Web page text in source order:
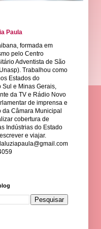
Paula
formada em
pelo Centro
Adventista de São
Trabalhou como
Estados do
Sul e Minas Gerais,
da TV e Rádio Novo
de imprensa e
Câmara Municipal
cobertura de
Indústrias do Estado
e viajar.